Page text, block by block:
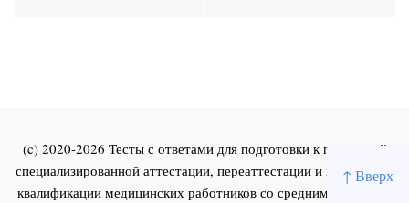
↑ Вверх
(c) 2020-2026 Тесты с ответами для подготовки к первичной
специализированной аттестации, переаттестации и повышения
квалификации медицинских работников со средним и высшим